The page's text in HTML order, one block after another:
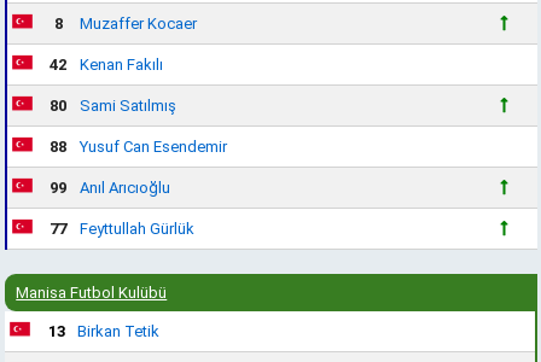
8 Muzaffer Kocaer
42 Kenan Fakılı
80 Sami Satılmış
88 Yusuf Can Esendemir
99 Anıl Arıcıoğlu
77 Feyttullah Gürlük
Manisa Futbol Kulübü
13 Birkan Tetik